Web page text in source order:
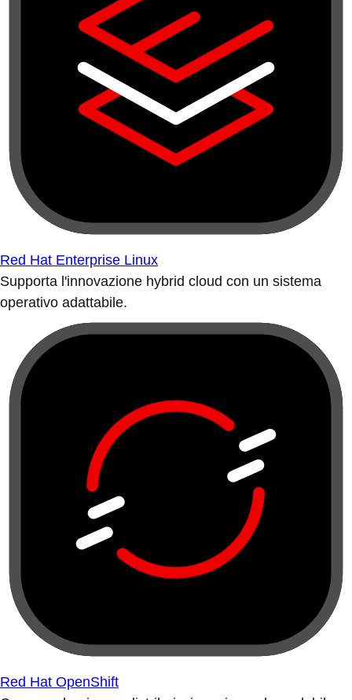
Red Hat Enterprise Linux
Supporta l'innovazione hybrid cloud con un sistema
operativo adattabile.
Red Hat OpenShift